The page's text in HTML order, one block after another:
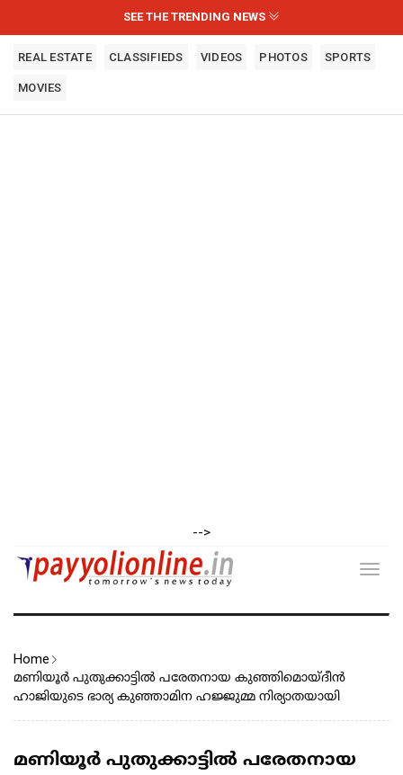
SEE THE TRENDING NEWS
REAL ESTATE CLASSIFIEDS VIDEOS PHOTOS SPORTS
MOVIES
-->
Home
മണിയൂർ പുതുക്കാട്ടിൽ പരേതനായ കുഞ്ഞിമൊയ്‌ദീൻ
ഹാജിയുടെ ഭാര്യ​ കുഞ്ഞാമിന ഹജ്ജുമ്മ നിര്യാതയായി
മണിയൂർ പുതുക്കാട്ടിൽ പരേതനായ